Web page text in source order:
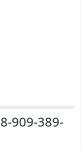
8-909-389-